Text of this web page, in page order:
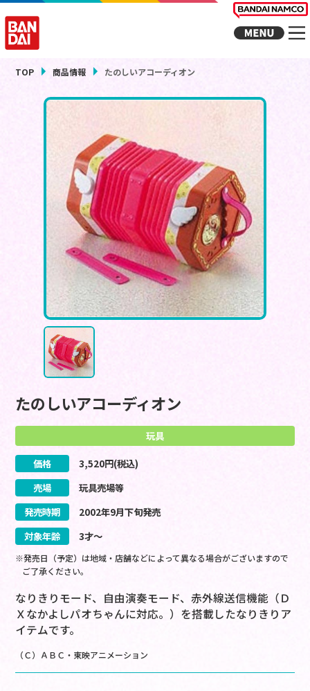
TOP 商品情報 たのしいアコーディオン
たのしいアコーディオン
玩具
価格 3,520円(税込)
売場
玩具売場等
発売時期
2002年9月下旬発売
対象年齢
3才～
※発売日（予定）は地域・店舗などによって異なる場合がございますので
ご了承ください。
なりきりモード、自由演奏モード、赤外線送信機能（Ｄ
Ｘなかよしパオちゃんに対応。）を搭載したなりきりア
イテムです。
（Ｃ）ＡＢＣ・東映アニメーション